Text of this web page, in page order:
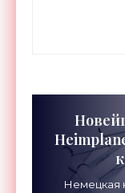
Немецкая